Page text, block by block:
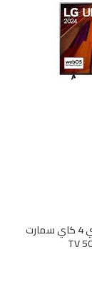
إل جي شاشة 50 بوصة إل إي دي 4 كاي سمارت